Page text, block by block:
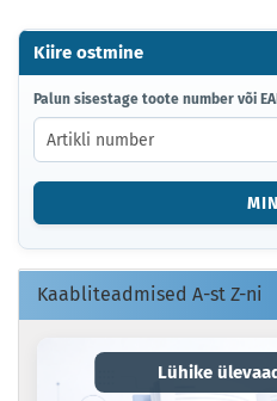
Kas vajate seda
või teistsuguste
Kiire ostmine
PALUN
SISESTAGE
TOOTE
NUMBER
VÕI
KOOD.
Palun sisestage toote number või
Kaabliteadmised A-st Z-ni
Lühike